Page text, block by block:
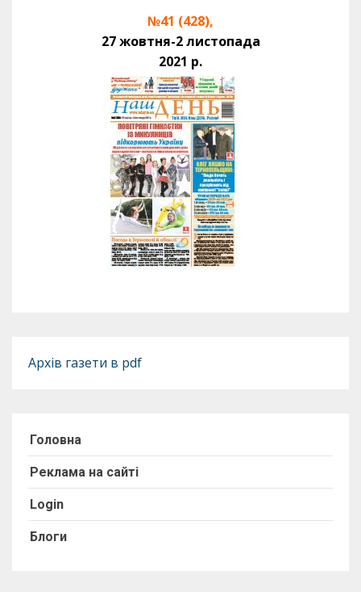
№41 (428),
27 жовтня-2 листопада
2021 р.
Архів газети в pdf
Головна
Реклама на сайті
Login
Блоги